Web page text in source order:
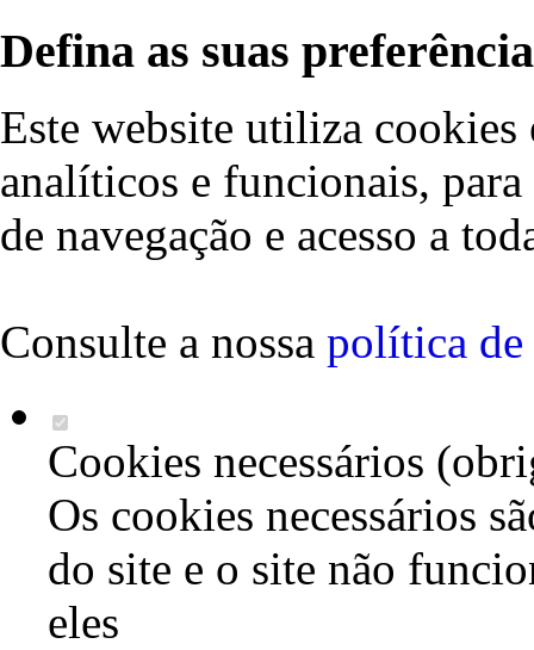
Defina as suas
Este website utiliza cookies
analíticos e funcionais,
de navegação e acesso a
Consulte a nossa política de
Cookies necessários
Os cookies necessários
do site e o site não
eles